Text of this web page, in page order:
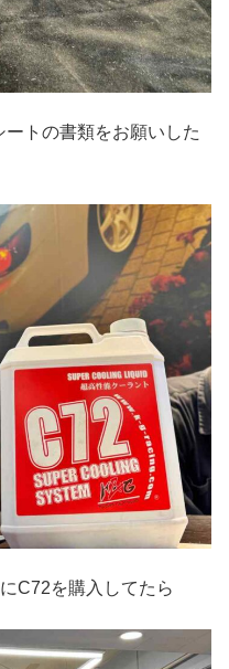
トの書類をお願いした
C72を購入してたら